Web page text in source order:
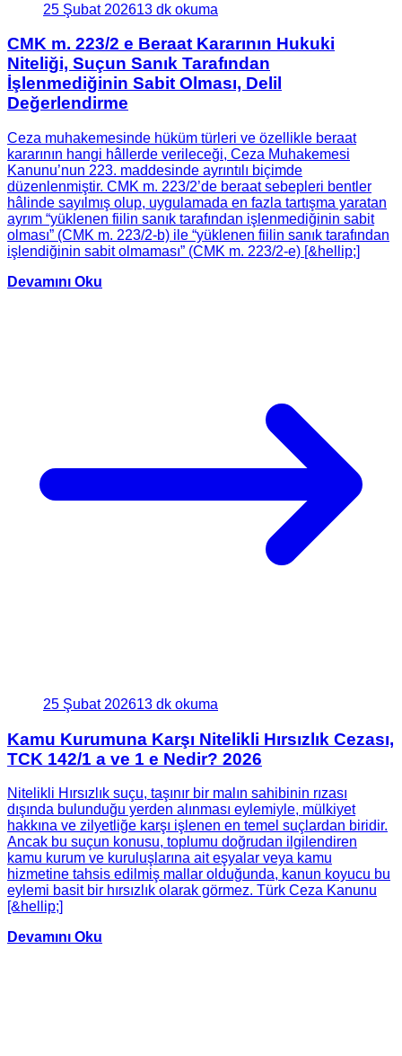
25 Şubat 202613 dk okuma
CMK m. 223/2 e Beraat Kararının Hukuki
Niteliği, Suçun Sanık Tarafından
İşlenmediğinin Sabit Olması, Delil
Değerlendirme
Ceza muhakemesinde hüküm türleri ve özellikle beraat
kararının hangi hâllerde verileceği, Ceza Muhakemesi
Kanunu’nun 223. maddesinde ayrıntılı biçimde
düzenlenmiştir. CMK m. 223/2’de beraat sebepleri bentler
hâlinde sayılmış olup, uygulamada en fazla tartışma yaratan
ayrım “yüklenen fiilin sanık tarafından işlenmediğinin sabit
olması” (CMK m. 223/2-b) ile “yüklenen fiilin sanık tarafından
işlendiğinin sabit olmaması” (CMK m. 223/2-e) [&hellip;]
Devamını Oku
25 Şubat 202613 dk okuma
Kamu Kurumuna Karşı Nitelikli Hırsızlık Cezası,
TCK 142/1 a ve 1 e Nedir? 2026
Nitelikli Hırsızlık suçu, taşınır bir malın sahibinin rızası
dışında bulunduğu yerden alınması eylemiyle, mülkiyet
hakkına ve zilyetliğe karşı işlenen en temel suçlardan biridir.
Ancak bu suçun konusu, toplumu doğrudan ilgilendiren
kamu kurum ve kuruluşlarına ait eşyalar veya kamu
hizmetine tahsis edilmiş mallar olduğunda, kanun koyucu bu
eylemi basit bir hırsızlık olarak görmez. Türk Ceza Kanunu
[&hellip;]
Devamını Oku